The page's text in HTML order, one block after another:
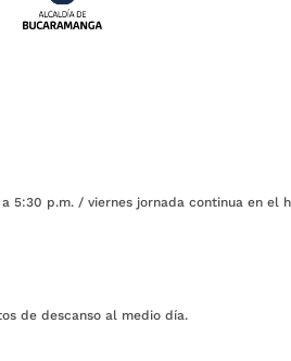
5:30 p.m. / viernes jornada continua en el
descanso al medio día.